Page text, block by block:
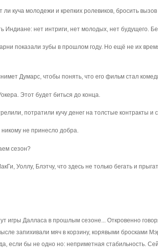
куча молодежи и крепких ролевиков, бросить
нет интриги, нет молодых, нет будущего.
показали зубы в прошлом году. Но ещё не их
Думарс, чтобы понять, что его фильм стал
Этот будет биться до конца.
потратили кучу денег на толстые контракты
не принесло добра.
сезон?
Уоллу, Блэтчу, что здесь не только бегать и
игры Далласа в прошлым сезоне... Откровенно
запихивали мяч в корзину, корявыми
если бы не одно но: неприметная стабильность.